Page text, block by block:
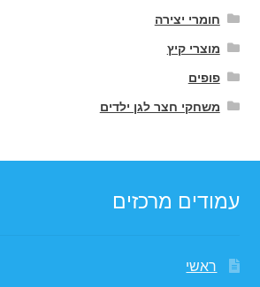
חומרי יצירה
מוצרי קיץ
פופים
משחקי חצר לגן ילדים
עמודים מרכזים
ראשי